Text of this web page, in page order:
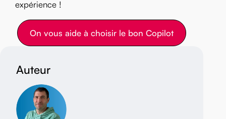
expérience !
On vous aide à choisir le bon Copilot
Auteur